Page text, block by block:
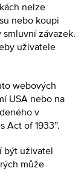
nelze
nebo koupi
závazek.
uživatele
webových
USA nebo na
v
Act of 1933”.
být uživatel
může